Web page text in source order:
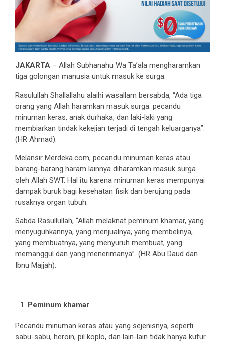
JAKARTA – Allah Subhanahu Wa Ta’ala mengharamkan
tiga golongan manusia untuk masuk ke surga.
Rasulullah Shallallahu alaihi wasallam bersabda, “Ada tiga
orang yang Allah haramkan masuk surga: pecandu
minuman keras, anak durhaka, dan laki-laki yang
membiarkan tindak kekejian terjadi di tengah keluarganya”.
(HR Ahmad).
Melansir Merdeka.com, pecandu minuman keras atau
barang-barang haram lainnya diharamkan masuk surga
oleh Allah SWT. Hal itu karena minuman keras mempunyai
dampak buruk bagi kesehatan fisik dan berujung pada
rusaknya organ tubuh.
Sabda Rasullullah, “Allah melaknat peminum khamar, yang
menyuguhkannya, yang menjualnya, yang membelinya,
yang membuatnya, yang menyuruh membuat, yang
memanggul dan yang menerimanya”. (HR Abu Daud dan
Ibnu Majjah).
Peminum khamar
Pecandu minuman keras atau yang sejenisnya, seperti
sabu-sabu, heroin, pil koplo, dan lain-lain tidak hanya kufur